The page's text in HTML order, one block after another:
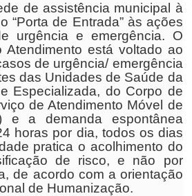
de assistência municipal à
“Porta de Entrada” às ações
urgência e emergência. O
Atendimento está voltado ao
de urgência/ emergência
das Unidades de Saúde da
Especializada, do Corpo de
de Atendimento Móvel de
e a demanda espontânea
horas por dia, todos os dias
pratica o acolhimento do
de risco, e não por
de acordo com a orientação
de Humanização.